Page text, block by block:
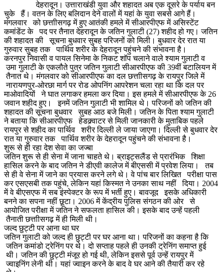
देहरादून। उत्ताराखंडी युवा और शहादत अब एक दूसरे के पर्याय बन
चुके हैं। वतन के लिए बलिदान देने वालों में यहां के युवा सबसे आगे हैं।
मंगलवार को छत्ताीसगढ़ में हुए आतंकी हमले में सीआरपीएफ में असिस्टेंट
कमांडेंट के पद पर तैनात देहरादून के जतिन गुलाटी (27) शहीद हो गए। जतिन
की शहादत की सूचना बुधवार सुबह परिजनों को मिली। बुधवार देर रात या
गुरुवार सुबह तक पार्थिव शरीर के देहरादून पहुंचने की संभावना है।
करनपुर निवासी व पायल सिनेमा के निकट शॉप चलाने वाले श्याम गुलाटी व
उमा गुलाटी के एकलौते पुत्र जतिन गुलाटी सीआरपीएफ की 39वीं बटालियन में
तैनात थे। मंगलवार को सीआरपीएफ का दल छत्ताीसगढ़ के रायपुर जिले में
नारायणपुर-ओरछा मार्ग पर रोड ओपनिंग आपरेशन चला रहा था कि दल पर
माओवादियों ने घात लगाकर हमला कर दिया। इस हमले में सीआरपीएफ के 26
जवान शहीद हुए। इनमें जतिन गुलाटी भी शामिल थे। परिजनों को जतिन की
शहादत की सूचना बुधवार सुबह आठ बजे मिली। जतिन के पिता श्याम गुलाटी
ने बताया कि सीआरपीएफ हेडक्र्वाटर से मिली जानकारी के मुताबिक पहले
रायपुर से शहीद का पार्थिव शरीर दिल्ली ले जाया जाएगा। दिल्ली से बुधवार देर
रात या गुरुवार तक पार्थिव शरीर के देहरादून पहुंचने की संभावना है।
शुरू से ही रहा देश सेवा का जज्बा
जतिन शुरू से ही सेना में जाना चाहते थे। ब्राइट्सलैंड से प्रारंभिक शिक्षा
हासिल करने के बाद जतिन ने डीएवी कालेज में बीएससी में प्रवेश लिया। तब
से ही वे सेना में जाने का प्रयास करने लगे थे। वे पांच बार लिखित परीक्षा पास
कर एसएसबी तक पहुंचे, लेकिन यहां किस्मत ने उनका साथ नहीं दिया। 2004
में वे बीएसएफ में सब इंस्पेक्टर के रूप में भर्ती हुए। बावजूद इसके अधिकारी
बनने का सपना नहीं छूटा। 2006 में केंद्रीय पुलिस संगठन की ओर से
आयोजित परीक्षा में जतिन ने सफलता हासिल की। इसके बाद उन्हें पहली
तैनाती छत्ताीसगढ़ में ही मिली थी।
जल्द छुट्टी पर आना था घर
जतिन गुलाटी को जल्द ही छुट्टी पर घर आना था। परिजनों का कहना है कि
जतिन कमांडो ट्रेनिंग पर थे। दो सप्ताह पहले ही उनकी ट्रेनिंग समाप्त हुई
थी। जतिन की छुट्टी मंजूर हो गई थी, लेकिन इससे पूर्व उन्हें रायपुर में
ज्वाइनिंग लेनी थी। यहां ज्वाइन करने के बाद वे घर आने की तैयारी कर रहे